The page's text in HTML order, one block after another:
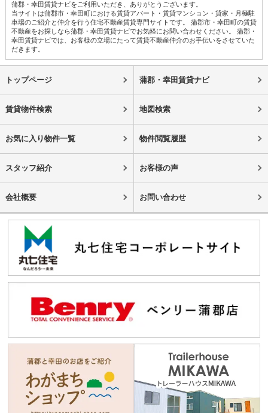
蒲郡・幸田賃貸ナビをご利用いただき、ありがとうございます。
当サイトは蒲郡市・幸田町における賃貸アパート・賃貸マンション・貸家・月極駐
車場のご紹介と仲介を行う住宅不動産賃貸専門サイトです。 蒲郡市・幸田町の賃貸
不動産をお探しなら蒲郡・幸田賃貸ナビでお気軽にお問い合わせください。 蒲郡・
幸田賃貸ナビでは、お客様の立場にたって賃貸不動産仲介のお手伝いをさせていた
だきます。
トップページ 蒲郡・幸田賃貸ナビ
賃貸物件検索 地図検索
お気に入り物件一覧 物件閲覧履歴
スタッフ紹介 お客様の声
会社概要 お問い合わせ